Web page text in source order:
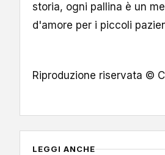
storia, ogni pallina è un
d'amore per i piccoli
Riproduzione riservata ©
LEGGI ANCHE